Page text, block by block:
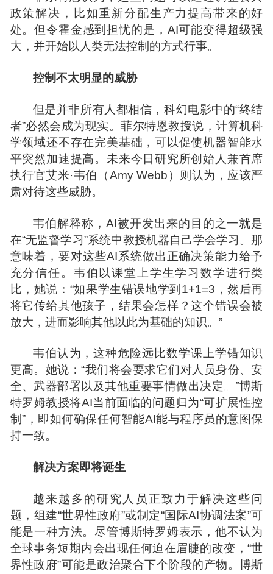
政策解决，比如重新分配生 产力提高带来的好
处。但令霍金感到担忧的是，AI可能变得超级强
大，并开始以人类无法控制的方式行事。
控制不太明显的威胁
但是并非所有人都相信，科幻电影中的“终结
者”必然会成为现实。菲尔特恩教授说，计算机科
学领域还不存在完美基础，可以促使机器智能水
平突然加速提高。未来今日研究所创始人兼首席
执行官艾米·韦伯（Amy Webb）则认为，应该严
肃对待这些威胁。
韦伯解释称，AI被开发出来的目的之一就是
在“无监督学习”系统中教授机器自己学会学习。那
意味着，要对这些AI系统做出正确决策能力给予
充分信任。韦伯以课堂上学生学习数学进行类
比，她说：“如果学生错误地学到1+1=3，然后再
将它传给其他孩子，结果会怎样？这个错误会被
放大，进而影响其他以此为基础的知识。”
韦伯认为，这种危险远比数学课上学错知识
更高。她说：“我们将会要求它们对人员身份、安
全、武器部署以及其他重要事情做出决定。”博斯
特罗姆教授将AI当前面临的问题归为“可扩展性控
制”，即如何确保任何智能AI能与程序员的意图保
持一致。
解决方案即将诞生
越来越多的研究人员正致力于解决这些问
题，组建“世界性政府”或制定“国际AI协调法案”可
能是一种方法。尽管博斯特罗姆表示，他不认为
全球事务短期内会出现任何迫在眉睫的改变，“世
界性政府”可能是政治聚合下个阶段的产物。博斯